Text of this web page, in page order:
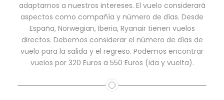
adaptarnos a nuestros intereses. El vuelo considerará
aspectos como compañía y número de días. Desde
España, Norwegian, Iberia, Ryanair tienen vuelos
directos. Debemos considerar el número de días de
vuelo para la salida y el regreso. Podemos encontrar
vuelos por 320 Euros a 550 Euros (ida y vuelta).